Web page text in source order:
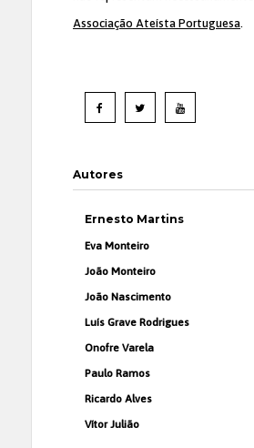
Associação Ateísta Portuguesa.
Autores
Ernesto Martins
Eva Monteiro
João Monteiro
João Nascimento
Luís Grave Rodrigues
Onofre Varela
Paulo Ramos
Ricardo Alves
Vítor Julião